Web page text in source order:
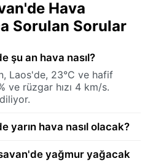
Hava
Sorulan Sorular
şu an hava nasıl?
Laos'de, 23°C ve hafif
ve rüzgar hızı 4 km/s.
yarın hava nasıl olacak?
yağmur yağacak